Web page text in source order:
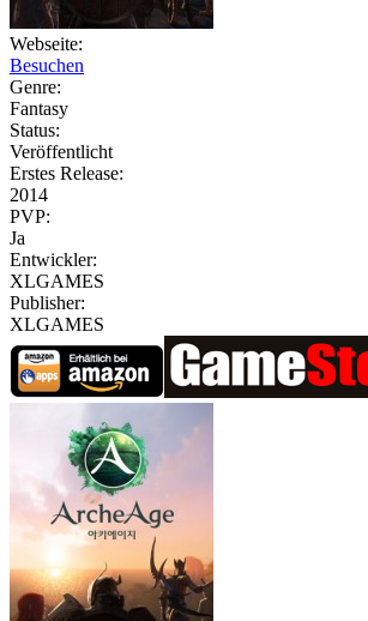
Webseite:
Besuchen
Genre:
Fantasy
Status:
Veröffentlicht
Erstes Release:
2014
PVP:
Ja
Entwickler:
XLGAMES
Publisher:
XLGAMES